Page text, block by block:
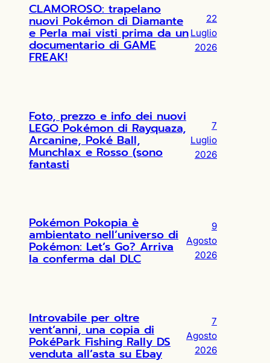
CLAMOROSO: trapelano
nuovi Pokémon di Diamante
e Perla mai visti prima da un
documentario di GAME
FREAK!
22
Luglio
2026
Foto, prezzo e info dei nuovi
LEGO Pokémon di Rayquaza,
Arcanine, Poké Ball,
Munchlax e Rosso (sono
fantasti
7
Luglio
2026
Pokémon Pokopia è
ambientato nell’universo di
Pokémon: Let’s Go? Arriva
la conferma dal DLC
9
Agosto
2026
Introvabile per oltre
vent’anni, una copia di
PokéPark Fishing Rally DS
venduta all’asta su Ebay
7
Agosto
2026